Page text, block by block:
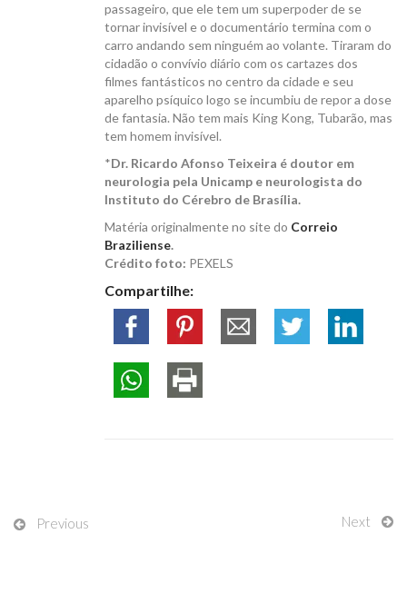
passageiro, que ele tem um superpoder de se
tornar invisível e o documentário termina com o
carro andando sem ninguém ao volante. Tiraram do
cidadão o convívio diário com os cartazes dos
filmes fantásticos no centro da cidade e seu
aparelho psíquico logo se incumbiu de repor a dose
de fantasia. Não tem mais King Kong, Tubarão, mas
tem homem invisível.
*Dr. Ricardo Afonso Teixeira é doutor em
neurologia pela Unicamp e neurologista do
Instituto do Cérebro de Brasília.
Matéria originalmente no site do Correio
Braziliense.
Crédito foto: PEXELS
Compartilhe:
Previous Next